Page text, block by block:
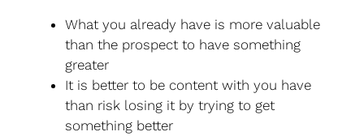
What you already have is more valuable
than the prospect to have something
greater
It is better to be content with you have
than risk losing it by trying to get
something better